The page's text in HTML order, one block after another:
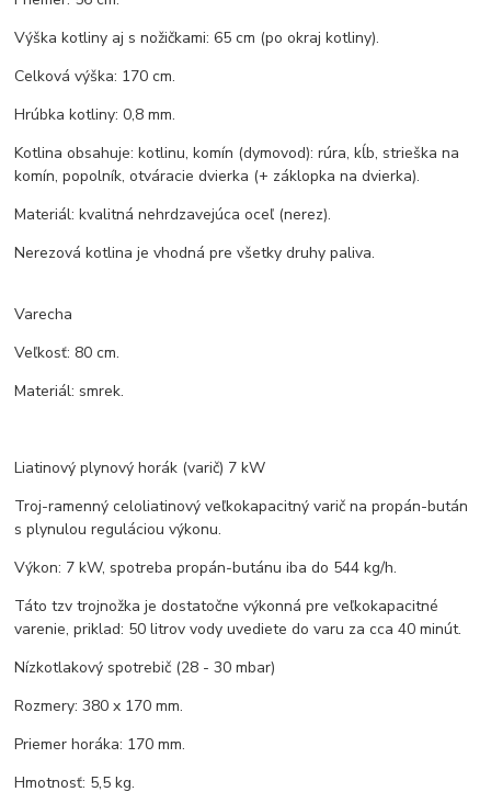
Výška kotliny aj s nožičkami: 65 cm (po okraj kotliny).
Celková výška: 170 cm.
Hrúbka kotliny: 0,8 mm.
Kotlina obsahuje: kotlinu, komín (dymovod): rúra, kĺb, strieška na
komín, popolník, otváracie dvierka (+ záklopka na dvierka).
Materiál: kvalitná nehrdzavejúca oceľ (nerez).
Nerezová kotlina je vhodná pre všetky druhy paliva.
Varecha
Veľkosť: 80 cm.
Materiál: smrek.
Liatinový plynový horák (varič) 7 kW
Troj-ramenný celoliatinový veľkokapacitný varič na propán-bután
s plynulou reguláciou výkonu.
Výkon: 7 kW, spotreba propán-butánu iba do 544 kg/h.
Táto tzv trojnožka je dostatočne výkonná pre veľkokapacitné
varenie, priklad: 50 litrov vody uvediete do varu za cca 40 minút.
Nízkotlakový spotrebič (28 - 30 mbar)
Rozmery: 380 x 170 mm.
Priemer horáka: 170 mm.
Hmotnosť: 5,5 kg.